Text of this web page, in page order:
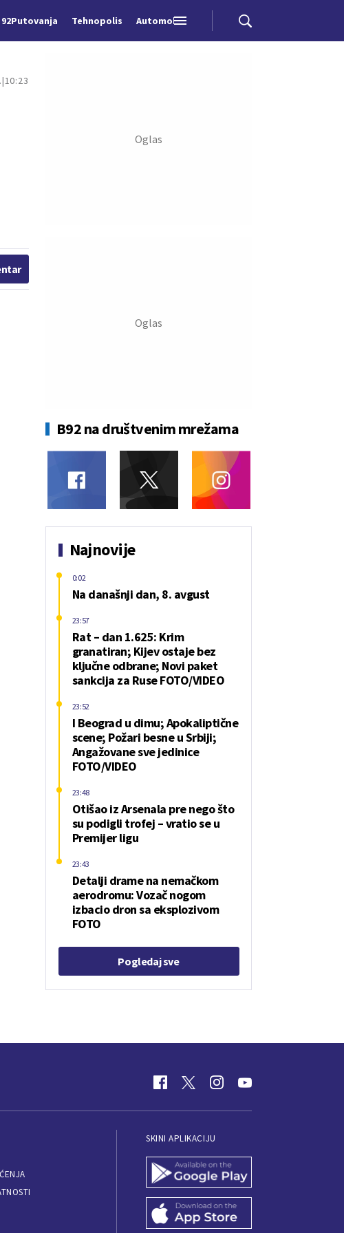
92Putovanja Tehnopolis Automobili
10:23
B92 na društvenim mrežama
Najnovije
Na današnji dan, 8. avgust
0:02
Rat – dan 1.625: Krim
granatiran; Kijev ostaje bez
ključne odbrane; Novi paket
sankcija za Ruse FOTO/VIDEO
23:57
I Beograd u dimu; Apokaliptične
scene; Požari besne u Srbiji;
Angažovane sve jedinice
FOTO/VIDEO
23:52
Otišao iz Arsenala pre nego što
su podigli trofej – vratio se u
Premijer ligu
23:48
Detalji drame na nemačkom
aerodromu: Vozač nogom
izbacio dron sa eksplozivom
FOTO
23:43
Pogledaj sve
SKINI APLIKACIJU